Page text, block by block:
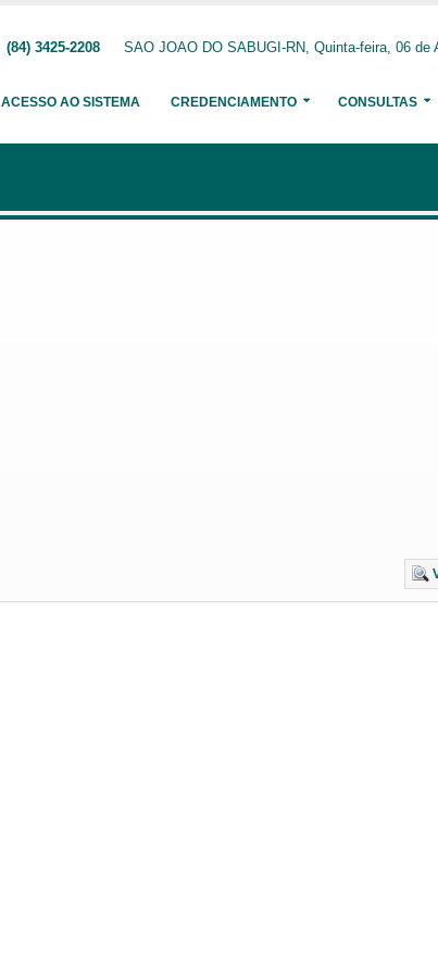
(84) 3425-2208 SAO JOAO DO SABUGI-RN, Quinta-feira, 06 de
ACESSO AO SISTEMA CREDENCIAMENTO CONSULTAS